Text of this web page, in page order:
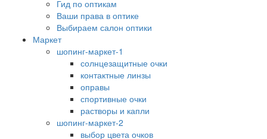
Гид по оптикам
Ваши права в оптике
Выбираем салон оптики
Маркет
шопинг-маркет-1
солнцезащитные очки
контактные линзы
оправы
спортивные очки
растворы и капли
шопинг-маркет-2
выбор цвета очков